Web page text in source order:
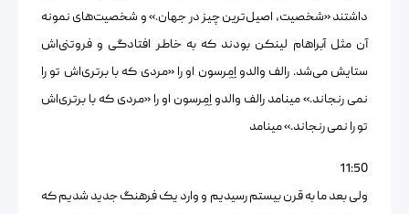
داشتند «شخصیت، اصیل‌ترین چیز در جهان.» و شخصیت‌های نمونه
آن مثل آبراهام لینکن بودند که به خاطر افتادگی و فروتنی‌اش
ستایش می‌شد. رالف والدو اِمِرسون او را «مردی که با برتری‌اش تو را
نمی رنجاند.» مینامد رالف والدو اِمِرسون او را «مردی که با برتری‌اش
تو را نمی رنجاند.» مینامد
11:50
ولی بعد ما به قرن بیستم رسیدیم و وارد یک فرهنگ جدید شدیم که